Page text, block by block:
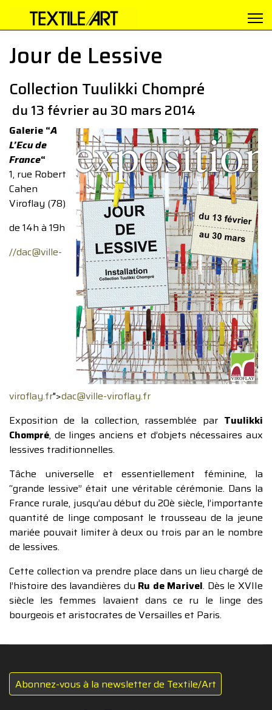
Jour de Lessive
Collection Tuulikki Chompré
du 13 février au 30 mars 2014
Galerie “A
L’Ecu de
France“
1, rue Robert
Cahen
Viroflay (78)
de 14h à 19h
//dac@ville-
viroflay.fr">dac@ville-viroflay.fr
Exposition de la collection, rassemblée par Tuulikki
Chompré, de linges anciens et d’objets nécessaires aux
lessives traditionnelles.
Tâche universelle et essentiellement féminine, la
“grande lessive” était une véritable cérémonie. Dans la
France rurale, jusqu’au début du 20è siècle, l’importante
quantité de linge composant le trousseau de la jeune
mariée pouvait limiter à deux ou trois par an le nombre
de lessives.
Cette collection va prendre place dans un lieu chargé de
l’histoire des lavandières du Ru de Marivel. Dès le XVIIe
siècle les femmes lavaient dans ce ru le linge des
bourgeois et aristocrates de Versailles et Paris.
Abonnez-vous à la newsletter de Textile/Art